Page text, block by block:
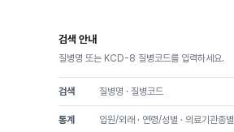
검색 안내
질병명 또는 KCD-8 질병코드를 입력하세요.
검색 질병명 · 질병코드
통계 입원/외래 · 연령/성별 · 의료기관종별